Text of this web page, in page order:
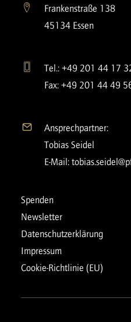
Frankenstraße 138
45134 Essen
Tel.: +49 201 44 17
Fax: +49 201 44 49
Ansprechpartner:
Tobias Seidel
E-Mail:
Spenden
Newsletter
Datenschutzerklärung
Impressum
Cookie-Richtlinie (EU)